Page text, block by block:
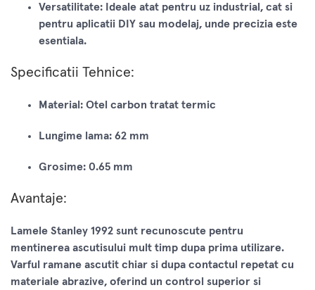
Versatilitate: Ideale atat pentru uz industrial, cat si
pentru aplicatii DIY sau modelaj, unde precizia este
esentiala.
Specificatii Tehnice:
Material: Otel carbon tratat termic
Lungime lama: 62 mm
Grosime: 0.65 mm
Avantaje:
Lamele Stanley 1992 sunt recunoscute pentru
mentinerea ascutisului mult timp dupa prima utilizare.
Varful ramane ascutit chiar si dupa contactul repetat cu
materiale abrazive, oferind un control superior si